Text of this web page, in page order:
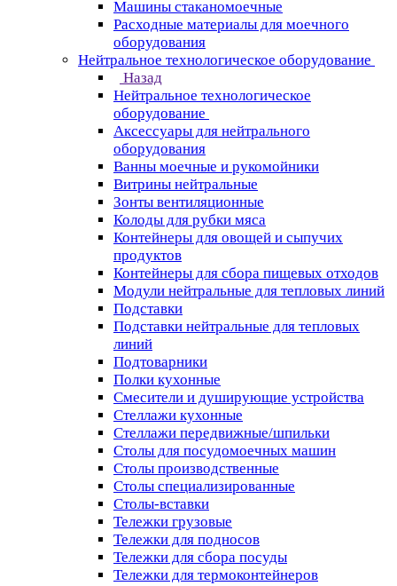
Машины стаканомоечные
Расходные материалы для моечного
оборудования
Нейтральное технологическое оборудование
Назад
Нейтральное технологическое
оборудование
Аксессуары для нейтрального
оборудования
Ванны моечные и рукомойники
Витрины нейтральные
Зонты вентиляционные
Колоды для рубки мяса
Контейнеры для овощей и сыпучих
продуктов
Контейнеры для сбора пищевых отходов
Модули нейтральные для тепловых линий
Подставки
Подставки нейтральные для тепловых
линий
Подтоварники
Полки кухонные
Смесители и душирующие устройства
Стеллажи кухонные
Стеллажи передвижные/шпильки
Столы для посудомоечных машин
Столы производственные
Столы специализированные
Столы-вставки
Тележки грузовые
Тележки для подносов
Тележки для сбора посуды
Тележки для термоконтейнеров